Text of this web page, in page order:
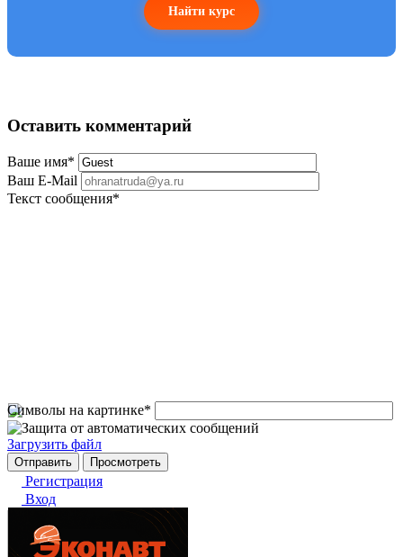
Найти курс
Оставить комментарий
Ваше имя*
Ваш E-Mail
Текст сообщения*
Символы на картинке*
Загрузить файл
Регистрация
Вход